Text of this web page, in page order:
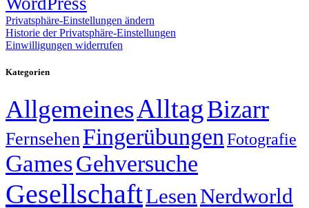
Privatsphäre-Einstellungen ändern
Historie der Privatsphäre-Einstellungen
Einwilligungen widerrufen
Kategorien
AllgemeinesAlltagBizarr
FernsehenFingerübungen Fotografie
GamesGehversuche
GesellschaftLesenNerdworld